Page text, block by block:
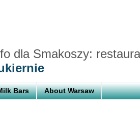
dla Smakoszy:
Bars About Warsaw